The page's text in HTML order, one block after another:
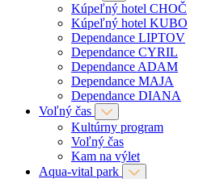
Kúpeľný hotel CHOČ
Kúpeľný hotel KUBO
Dependance LIPTOV
Dependance CYRIL
Dependance ADAM
Dependance MAJA
Dependance DIANA
Voľný čas
Kultúrny program
Voľný čas
Kam na výlet
Aqua-vital park